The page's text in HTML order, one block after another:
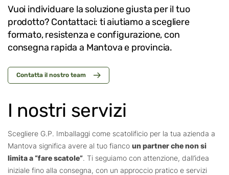
Vuoi individuare la soluzione giusta per il tuo
prodotto? Contattaci: ti aiutiamo a scegliere
formato, resistenza e configurazione, con
consegna rapida a Mantova e provincia.
Contatta il nostro team
I nostri servizi
Scegliere G.P. Imballaggi come scatolificio per la tua azienda a
Mantova significa avere al tuo fianco un partner che non si
limita a “fare scatole”. Ti seguiamo con attenzione, dall’idea
iniziale fino alla consegna, con un approccio pratico e servizi